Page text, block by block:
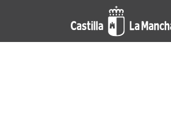
Pasar al contenido principal
Actualidad de la